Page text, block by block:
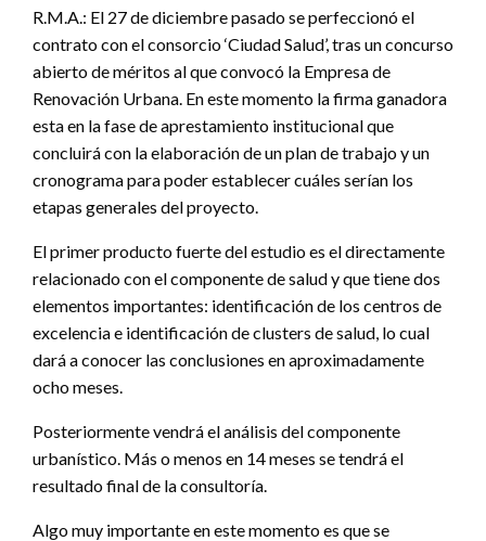
R.M.A.: El 27 de diciembre pasado se perfeccionó el
contrato con el consorcio ‘Ciudad Salud’, tras un concurso
abierto de méritos al que convocó la Empresa de
Renovación Urbana. En este momento la firma ganadora
esta en la fase de aprestamiento institucional que
concluirá con la elaboración de un plan de trabajo y un
cronograma para poder establecer cuáles serían los
etapas generales del proyecto.
El primer producto fuerte del estudio es el directamente
relacionado con el componente de salud y que tiene dos
elementos importantes: identificación de los centros de
excelencia e identificación de clusters de salud, lo cual
dará a conocer las conclusiones en aproximadamente
ocho meses.
Posteriormente vendrá el análisis del componente
urbanístico. Más o menos en 14 meses se tendrá el
resultado final de la consultoría.
Algo muy importante en este momento es que se